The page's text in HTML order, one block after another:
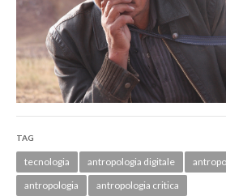
TAG
tecnologia antropologia digitale
antropologia
antropologia critica